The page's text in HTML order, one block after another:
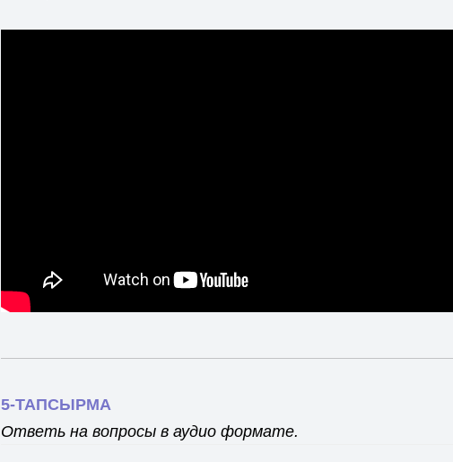
5-ТАПСЫРМА
Ответь на вопросы в аудио формате.